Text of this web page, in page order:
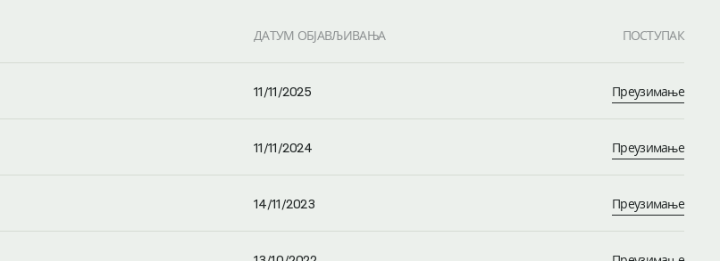
ДАТУМ ОБЈАВЉИВАЊА ПОСТУПАК
11/11/2025 Преузимање
11/11/2024 Преузимање
14/11/2023 Преузимање